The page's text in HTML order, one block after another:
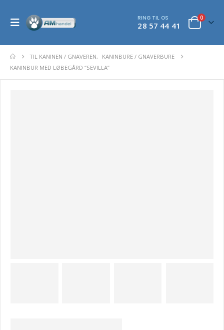
RING TIL OS
28 57 44 41
0
TIL KANINEN / GNAVEREN,
KANINBURE / GNAVERBURE
KANINBUR MED LØBEGÅRD “SEVILLA”